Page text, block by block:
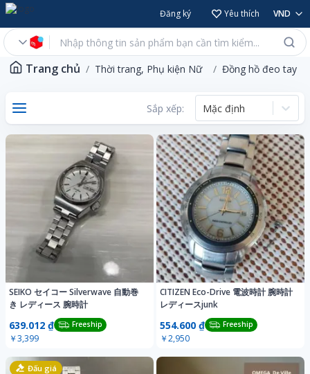
Đăng ký Yêu thích VND
Trang chủ Thời trang, Phụ kiện Nữ Đồng hồ đeo tay
Sắp xếp: Mặc định
SEIKO セイコー Silverwave 自動巻
き レディース 腕時計
639.012 ₫ Freeship
￥3,399
CITIZEN Eco-Drive 電波時計 腕時計
レディースjunk
554.600 ₫ Freeship
￥2,950
Đấu giá